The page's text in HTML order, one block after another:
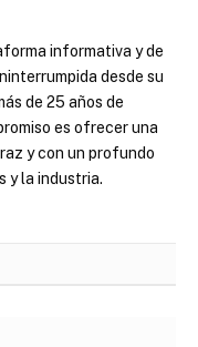
informativa y de
desde su
de 25 años de
es ofrecer una
y con un profundo
y la industria.